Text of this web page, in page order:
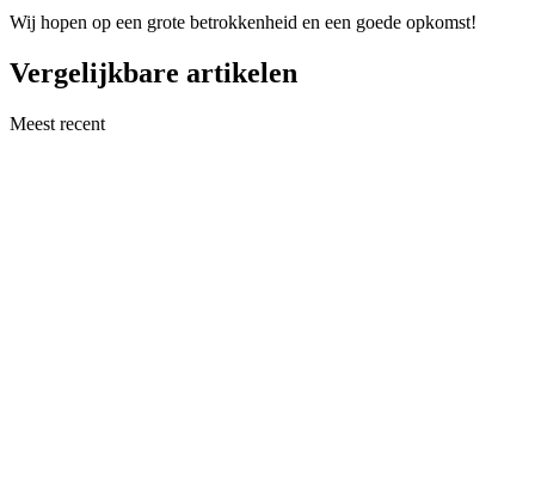
Wij hopen op een grote betrokkenheid en een goede opkomst!
Vergelijkbare artikelen
Meest recent